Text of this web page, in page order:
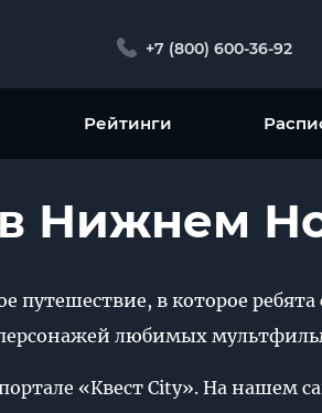
+7 (800) 600-36-92
Рейтинги
Нижнем
в которое ребята
любимых
«Квест City». На нашем